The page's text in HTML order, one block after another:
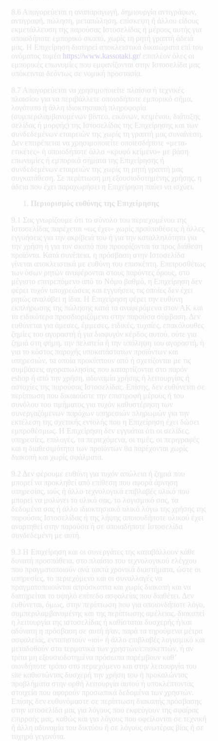
8.6 Απαγορεύεται η αναπαραγωγή, δημιουργία αντιγράφων,
αντιγραφή, πώληση, μεταπώληση, επίσκεψη ή άλλου είδους
εκμετάλλευση της παρούσας Ιστοσελίδας ή μέρους αυτής για
οποιοδήποτε εμπορικό σκοπό, χωρίς τη ρητή γραπτή άδειά
μας. Η Επιχείρηση διατηρεί αποκλειστικά δικαιώματα επί του
ονόματος τομέα https://www.kassotaki.gr/ επιπλέον όλες οι
εμπορικές επωνυμίες που εμφανίζονται στην Ιστοσελίδα μας
υπόκεινται δεόντως σε νομική προστασία.
8.7 Aπαγορεύεται να χρησιμοποιείτε πλαίσια ή τεχνικές
πλαισίου για να περιβάλλετε οποιοδήποτε εμπορικό σήμα,
λογότυπο ή άλλη ιδιοκτησιακή πληροφορία
(συμπεριλαμβανομένων βίντεο, εικόνων, κειμένου, διάταξης
σελίδας ή μορφής) της Ιστοσελίδας της Επιχείρησης και των
συνδεδεμένων εταιρειών της χωρίς τη γραπτή μας συναίνεση.
Δεν επιτρέπεται να χρησιμοποιείτε οποιεσδήποτε «μετα-
ετικέτες» ή οποιοδήποτε άλλο «κρυφό κείμενο» με βάση
επωνυμίες ή εμπορικά σήματα της Επιχείρησης ή
συνδεδεμένων εταιρειών της χωρίς τη ρητή γραπτή μας
συγκατάθεση. Σε περίπτωση μη εξουσιοδοτημένης χρήσης, η
άδεια που έχει παραχωρήσει η Επιχείρηση παύει να ισχύει.
Περιορισμός ευθύνης της Επιχείρησης
9.1 Σας γνωρίζουμε ότι το σύνολο του περιεχομένου της
Ιστοσελίδας παρέχεται «ως έχει» χωρίς προϋποθέσεις ή άλλες
εγγυήσεις για την ακρίβειά του ή για την καταλληλότητα για
την χρήση ή για τον σκοπό που προορίζονται τα προς διάθεση
προϊόντα. Κατά συνέπεια, η πρόσβαση στην Ιστοσελίδα
γίνεται αποκλειστικά με ευθύνη του επισκέπτη. Επιπροσθέτως
των όσων ρητών αναφέρονται στους παρόντες όρους, στο
μέγιστο επιτρεπόμενο από το Νόμο βαθμό, η Επιχείρηση δεν
φέρει τυχόν υποχρεώσεις και εγγυήσεις τις οποίες δεν έχει
ρητώς αναλάβει η ίδια. Η Επιχείρηση φέρει την ευθύνη
εκπλήρωσης της πώλησης κατά τα αναφερόμενα στον ΑΚ και
τα ειδικότερα προσδιοριζόμενα στην παρούσα σύμβαση. Δεν
ευθύνεται για άμεσες, έμμεσες, ειδικές, τυχαίες, επακόλουθες
ζημίες του αγοραστή ή για διαφυγόν κέρδος αυτού, ούτε για
ζημιά στη φήμη, την πελατεία ή την υπόληψη του αγοραστή, ή
για το κόστος παροχής υποκατάστατων προϊόντων και
υπηρεσιών, τα οποία προκύπτουν από ή σχετίζονται με τις
συμβάσεις αγοραπωλησίας που καταρτίζονται στο παρόν
eshop ή από την χρήση, αδυναμία χρήσης ή λειτουργίας ή
αστοχίες της παρούσας Ιστοσελίδας. Επίσης, δεν ευθύνεται σε
περίπτωση που δικαιούστε την επιστροφή μέρους ή του
συνόλου του τιμήματος για τυχόν καθυστέρηση των
συνεργαζόμενων παρόχων υπηρεσιών πληρωμών για την
εκτέλεση της σχετικής εντολής που η Επιχείρηση έχει δώσει
εμπροθέσμως. Η Επιχείρηση δεν εγγυάται ότι οι σελίδες,
υπηρεσίες, επιλογές, τα περιεχόμενα, οι τιμές, οι περιγραφές
και η διαθεσιμότητα των προϊόντων θα παρέχονται χωρίς
διακοπή και χωρίς σφάλματα.
9.2 Δεν φέρουμε ευθύνη για τυχόν απώλεια ή ζημιά που
μπορεί να προκληθεί από επίθεση που αφορά άρνηση
υπηρεσίας, ιούς ή άλλο τεχνολογικά επιβλαβές υλικό που
μπορεί να μολύνει το υλικό σας, το λογισμικό σας, τα
δεδομένα σας ή άλλο ιδιοκτησιακό υλικό λόγω της χρήσης της
παρούσας Ιστοσελίδας ή της λήψης οποιουδήποτε υλικού έχει
αναρτηθεί στην παρούσα ή σε οποιαδήποτε Ιστοσελίδα
συνδεδεμένη με αυτή.
9.3 Η Επιχείρηση και οι συνεργάτες της καταβάλλουν κάθε
δυνατή προσπάθεια, στο πλαίσιο του τεχνολογικού ελέγχου
που πραγματοποιούν ανά τακτά χρονικά διαστήματα, ώστε οι
υπηρεσίες, το περιεχόμενο και οι συναλλαγές να
πραγματοποιούνται απρόσκοπτα και χωρίς διακοπή και να
διατηρείται το υψηλό επίπεδο ασφαλείας που διαθέτει. Δεν
ευθύνεται, όμως, στην περίπτωση που για οποιονδήποτε λόγο,
συμπεριλαμβανομένης και της περίπτωσης αμέλειας, διακοπεί
η λειτουργία της ιστοσελίδας ή καθίσταται δυσχερής ή/και
αδύνατη η πρόσβαση σε αυτή ή/αν, παρά τα τηρούμενα μέτρα
ασφαλείας, εντοπιστούν «ιοί» ή άλλο επιβλαβές λογισμικό και
μεταδοθούν στα τερματικά των χρηστών/επισκεπτών, ή αν
τρίτα μη εξουσιοδοτημένα πρόσωπα παρέμβουν καθ’
οιονδήποτε τρόπο στο περιεχόμενο και στην λειτουργία του
site καθιστώντας δυσχερή την χρήση του ή προκαλώντας
προβλήματα στην ορθή λειτουργία αυτού ή υποκλέπτοντας
στοιχεία που αφορούν προσωπικά δεδομένα των χρηστών.
Επίσης δεν ευθυνόμαστε σε περίπτωση διακοπής πρόσβασης
στην ιστοσελίδα μας για λόγους που εκφεύγουν της σφαίρας
επιρροής μας, καθώς και για λόγους που οφείλονται σε τεχνική
ή άλλη αδυναμία του δικτύου ή σε λόγους ανωτέρας βίας ή σε
τυχηρά γεγονότα.